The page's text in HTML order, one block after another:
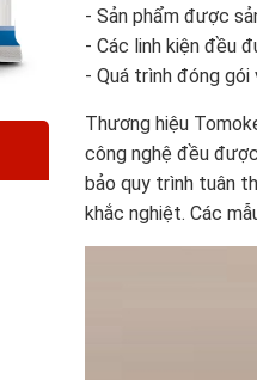
- Sản phẩm được
- Các linh kiện đều
- Quá trình đóng
Thương hiệu
công nghệ đều
bảo quy trình tuân
khắc nghiệt. Các